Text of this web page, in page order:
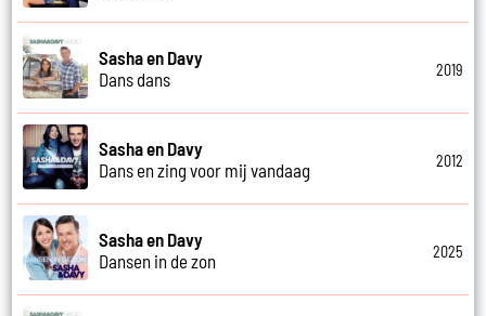
Sasha en Davy
Dans dans
2019
Sasha en Davy
Dans en zing voor mij vandaag
2012
Sasha en Davy
Dansen in de zon
2025